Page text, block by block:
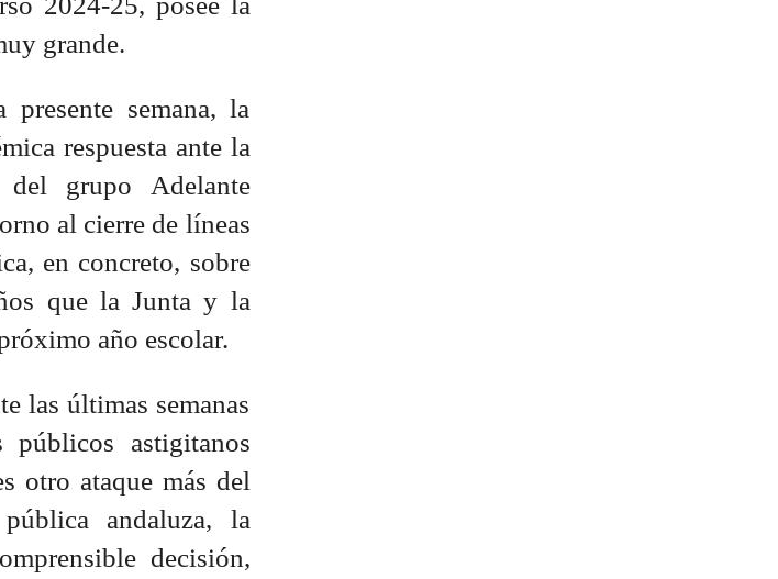
grande.
semana, la
respuesta ante la
del grupo Adelante
al cierre de líneas
en concreto, sobre
que la Junta y la
año escolar.
las últimas semanas
astigitanos
otro ataque más del
andaluza, la
decisión,